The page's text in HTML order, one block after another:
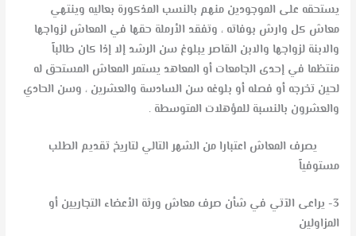
يستحقه على الموجودين منهم بالنسب المذكورة بعاليه وينتهي
معاش كل وارش بوفاته ، وتفقد الأرملة حقها في المعاش لزواجها
والابنة لزواجها والابن القاصر يبلوغ سن الرشد إلا إذا كان طالباً
منتظما في إحدى الجامعات أو المعاهد يستمر المعاش المستحق له
لحين تخرجه أو فصله أو بلوغه سن السادسة والعشرين ، وسن الحادي
والعشرون بالنسبة للمؤهلات المتوسطة .
يصرف المعاش اعتبارا من الشهر التالي لتاريخ تقديم الطلب
مستوفياً
3- يراعى الآتي في شأن صرف معاش ورثة الأعضاء التجاريين أو
المزاولين